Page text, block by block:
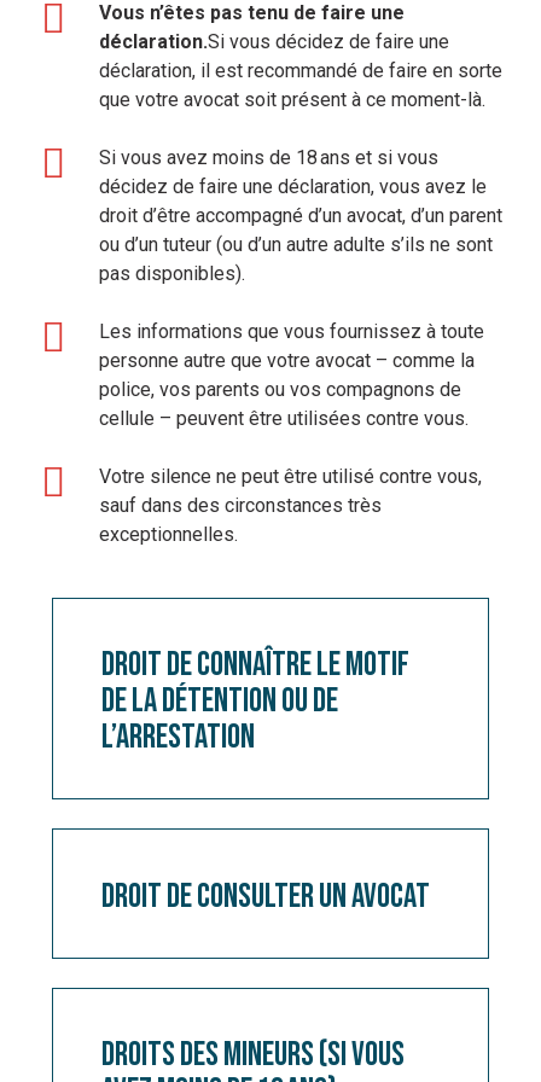
Vous n’êtes pas tenu de faire une
déclaration.Si vous décidez de faire une
déclaration, il est recommandé de faire en sorte
que votre avocat soit présent à ce moment-là.
Si vous avez moins de 18 ans et si vous
décidez de faire une déclaration, vous avez le
droit d’être accompagné d’un avocat, d’un parent
ou d’un tuteur (ou d’un autre adulte s’ils ne sont
pas disponibles).
Les informations que vous fournissez à toute
personne autre que votre avocat – comme la
police, vos parents ou vos compagnons de
cellule – peuvent être utilisées contre vous.
Votre silence ne peut être utilisé contre vous,
sauf dans des circonstances très
exceptionnelles.
connaître
l’arrestation
Droit de connaître le motif
de la détention ou de
l’arrestation
consulter
avocat
Droit de consulter un avocat
mineursDroits des mineurs (si vous